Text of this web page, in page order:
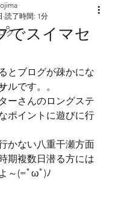
グでスイマセ
読了時間: 1分
とブログが疎かにな
ルです。。
ーさんのロングステ
ポイントに遊びに行
かない八重干瀬方面
期複数日潜る方には
～(=ﾟωﾟ)ﾉ